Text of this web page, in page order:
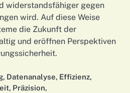
widerstandsfähiger gegen
wird. Auf diese Weise
die Zukunft der
und eröffnen Perspektiven
, Datenanalyse, Effizienz,
, Präzision,